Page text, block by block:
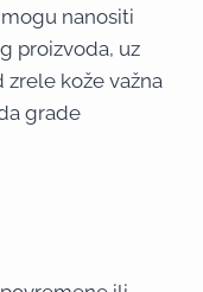
nanositi
proizvoda, uz
zrele kože važna
grade